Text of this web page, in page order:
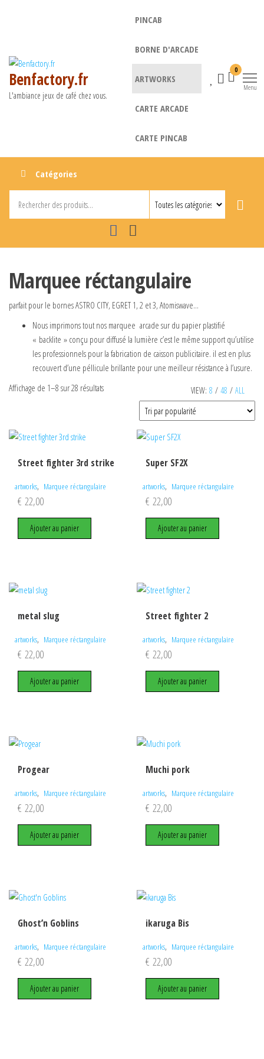
Benfactory.fr
L'ambiance jeux de café chez vous.
PINCAB
BORNE D'ARCADE
ARTWORKS
CARTE ARCADE
CARTE PINCAB
0
Menu
Catégories
Marquee réctangulaire
parfait pour le bornes ASTRO CITY, EGRET 1, 2 et 3, Atomiswave…
Nous imprimons tout nos marquee arcade sur du papier plastifié
« backlite » conçu pour diffusé la lumière c’est le même support qu’utilise
les professionnels pour la fabrication de caisson publicitaire. il est en plus
recouvert d’une péllicule brillante pour une meilleur résistance à l’usure.
VIEW: 8 / 48 / ALL
Affichage de 1–8 sur 28 résultatsTrié
Street fighter 3rd strike
artworks, Marquee réctangulaire
€ 22,00
Ajouter au panier
Super SF2X
artworks, Marquee réctangulaire
€ 22,00
Ajouter au panier
metal slug
artworks, Marquee réctangulaire
€ 22,00
Ajouter au panier
Street fighter 2
artworks, Marquee réctangulaire
€ 22,00
Ajouter au panier
Progear
artworks, Marquee réctangulaire
€ 22,00
Ajouter au panier
Muchi pork
artworks, Marquee réctangulaire
€ 22,00
Ajouter au panier
Ghost’n Goblins
artworks, Marquee réctangulaire
€ 22,00
Ajouter au panier
ikaruga Bis
artworks, Marquee réctangulaire
€ 22,00
Ajouter au panier